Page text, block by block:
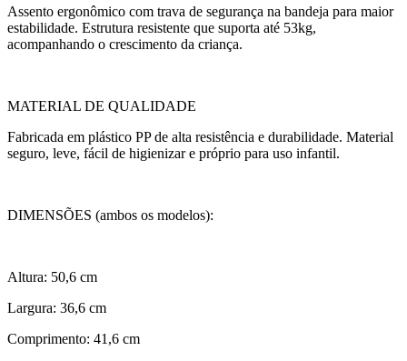
Assento ergonômico com trava de segurança na bandeja para maior
estabilidade. Estrutura resistente que suporta até 53kg,
acompanhando o crescimento da criança.
MATERIAL DE QUALIDADE
Fabricada em plástico PP de alta resistência e durabilidade. Material
seguro, leve, fácil de higienizar e próprio para uso infantil.
DIMENSÕES (ambos os modelos):
Altura: 50,6 cm
Largura: 36,6 cm
Comprimento: 41,6 cm